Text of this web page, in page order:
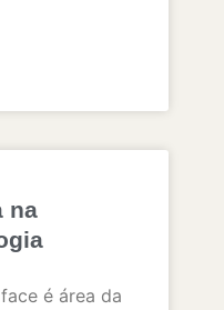
na
é área da